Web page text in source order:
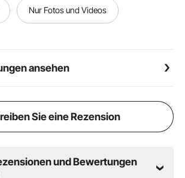
Dieser rollende Eiskühler verfügt
für schnelles
kühl und bequem zu halten
Nur Fotos und Videos
ansehen
Sie eine Rezension
und Bewertungen